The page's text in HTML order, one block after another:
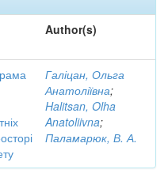
Author(s)
Галіцан, Ольга
Анатоліївна;
Halitsan, Olha
Anatoliivna;
Паламарюк, В. А.